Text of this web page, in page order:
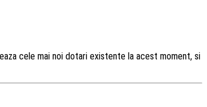
cele mai noi dotari existente la acest moment, si